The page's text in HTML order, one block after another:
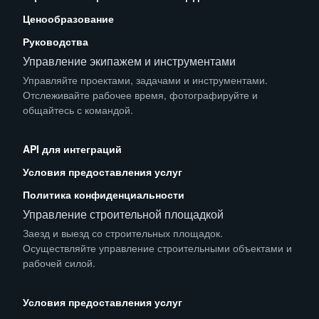
Ценообразование
Руководства
Управление экипажем и инструментами
Управляйте проектами, задачами и инструментами.
Отслеживайте рабочее время, фотографируйте и
общайтесь с командой.
API для интеграций
Условия предоставления услуг
Политика конфиденциальности
Управление строительной площадкой
Заезд и выезд со строительных площадок.
Осуществляйте управление строительными объектами и
рабочей силой.
Условия предоставления услуг